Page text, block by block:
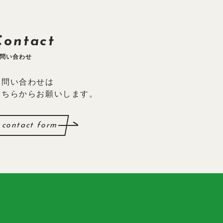
い合わせ
い合わせは
らからお願いします。
contact form